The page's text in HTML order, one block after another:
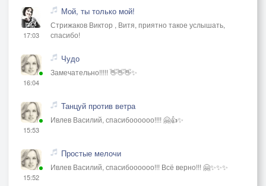
17:03
Мой, ты только мой!
Стрижаков Виктор , Витя, приятно такое услышать,
спасибо!
16:04
Чудо
Замечательно!!!!! 👋👋👋✨
15:53
Танцуй против ветра
Ивлев Василий, спасибоооооо!!!! 🤗👍✨
15:52
Простые мелочи
Ивлев Василий, спасибоооооо!!! Всё верно!!! 🤗✨✨✨